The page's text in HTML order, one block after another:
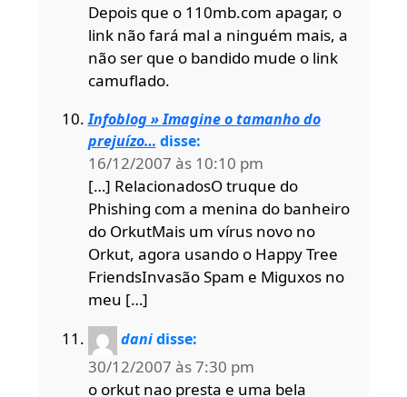
Depois que o 110mb.com apagar, o
link não fará mal a ninguém mais, a
não ser que o bandido mude o link
camuflado.
Infoblog » Imagine o tamanho do
prejuízo… disse:
16/12/2007 às 10:10 pm
[…] RelacionadosO truque do
Phishing com a menina do banheiro
do OrkutMais um vírus novo no
Orkut, agora usando o Happy Tree
FriendsInvasão Spam e Miguxos no
meu […]
dani disse:
30/12/2007 às 7:30 pm
o orkut nao presta e uma bela